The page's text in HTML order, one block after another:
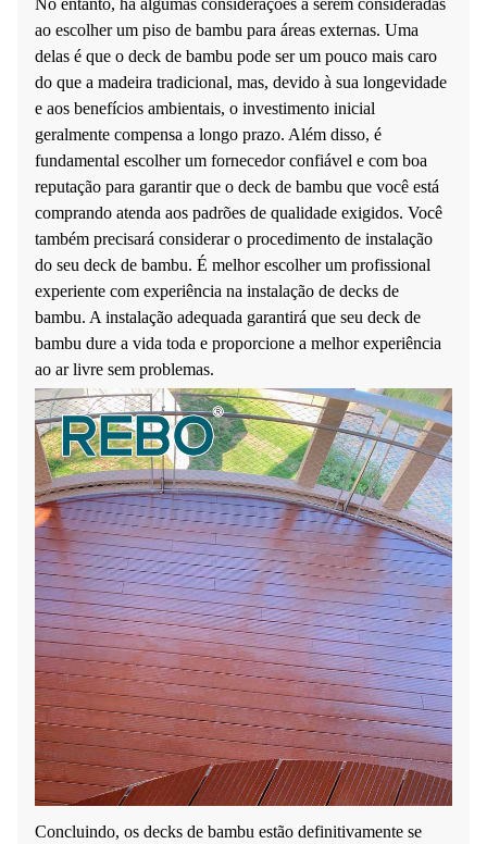
No entanto, há algumas considerações a serem consideradas
ao escolher um piso de bambu para áreas externas. Uma
delas é que o deck de bambu pode ser um pouco mais caro
do que a madeira tradicional, mas, devido à sua longevidade
e aos benefícios ambientais, o investimento inicial
geralmente compensa a longo prazo. Além disso, é
fundamental escolher um fornecedor confiável e com boa
reputação para garantir que o deck de bambu que você está
comprando atenda aos padrões de qualidade exigidos. Você
também precisará considerar o procedimento de instalação
do seu deck de bambu. É melhor escolher um profissional
experiente com experiência na instalação de decks de
bambu. A instalação adequada garantirá que seu deck de
bambu dure a vida toda e proporcione a melhor experiência
ao ar livre sem problemas.
Concluindo, os decks de bambu estão definitivamente se